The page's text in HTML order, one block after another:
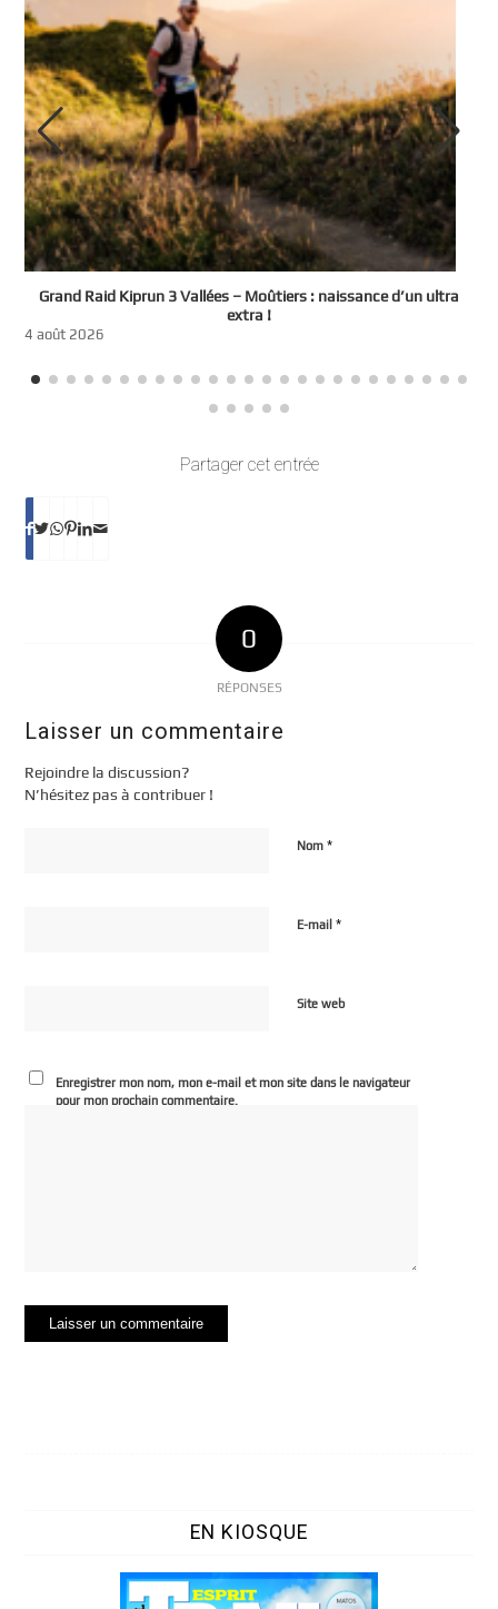
Grand Raid Kiprun 3 Vallées – Moûtiers : naissance d’un ultra
extra !
4 août 2026
Partager cet entrée
0
RÉPONSES
Laisser un commentaire
Rejoindre la discussion?
N’hésitez pas à contribuer !
Nom*
E-mail*
Site web
Enregistrer mon nom, mon e-mail et mon site dans le navigateur
pour mon prochain commentaire.
EN KIOSQUE